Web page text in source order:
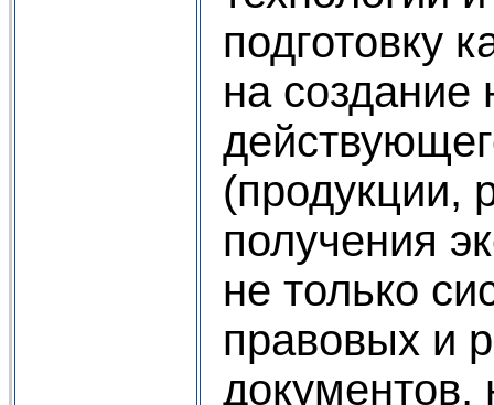
подготовку
на создание
(продукции,
получения
не только
правовых и